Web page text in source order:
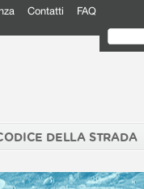
Contatti FAQ
DELLA STRADA